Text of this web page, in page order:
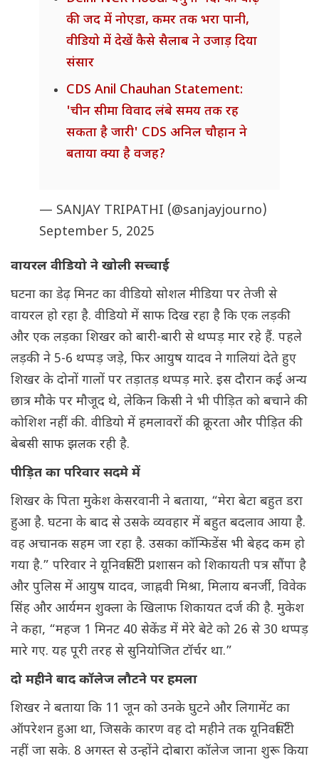
की जद में नोएडा, कमर तक भरा पानी,
वीडियो में देखें कैसे सैलाब ने उजाड़ दिया
संसार
CDS Anil Chauhan Statement:
'चीन सीमा विवाद लंबे समय तक रह
सकता है जारी' CDS अनिल चौहान ने
बताया क्या है वजह?
— SANJAY TRIPATHI (@sanjayjourno)
September 5, 2025
वायरल वीडियो ने खोली सच्चाई
घटना का डेढ़ मिनट का वीडियो सोशल मीडिया पर तेजी से
वायरल हो रहा है. वीडियो में साफ दिख रहा है कि एक लड़की
और एक लड़का शिखर को बारी-बारी से थप्पड़ मार रहे हैं. पहले
लड़की ने 5-6 थप्पड़ जड़े, फिर आयुष यादव ने गालियां देते हुए
शिखर के दोनों गालों पर तड़ातड़ थप्पड़ मारे. इस दौरान कई अन्य
छात्र मौके पर मौजूद थे, लेकिन किसी ने भी पीड़ित को बचाने की
कोशिश नहीं की. वीडियो में हमलावरों की क्रूरता और पीड़ित की
बेबसी साफ झलक रही है.
पीड़ित का परिवार सदमे में
शिखर के पिता मुकेश केसरवानी ने बताया, “मेरा बेटा बहुत डरा
हुआ है. घटना के बाद से उसके व्यवहार में बहुत बदलाव आया है.
वह अचानक सहम जा रहा है. उसका कॉन्फिडेंस भी बेहद कम हो
गया है.” परिवार ने यूनिवर्सिटी प्रशासन को शिकायती पत्र सौंपा है
और पुलिस में आयुष यादव, जाह्नवी मिश्रा, मिलाय बनर्जी, विवेक
सिंह और आर्यमन शुक्ला के खिलाफ शिकायत दर्ज की है. मुकेश
ने कहा, “महज 1 मिनट 40 सेकेंड में मेरे बेटे को 26 से 30 थप्पड़
मारे गए. यह पूरी तरह से सुनियोजित टॉर्चर था.”
दो महीने बाद कॉलेज लौटने पर हमला
शिखर ने बताया कि 11 जून को उनके घुटने और लिगामेंट का
ऑपरेशन हुआ था, जिसके कारण वह दो महीने तक यूनिवर्सिटी
नहीं जा सके. 8 अगस्त से उन्होंने दोबारा कॉलेज जाना शुरू किया